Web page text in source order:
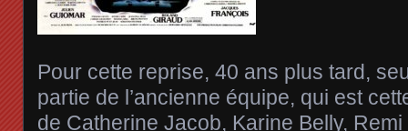
Pour cette reprise, 40 ans plus tard,
partie de l’ancienne équipe, qui est
de Catherine Jacob, Karine Belly,